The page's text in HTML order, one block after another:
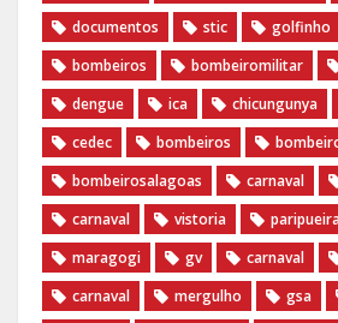
documentos
stic golfinho
bombeiros
bombeiromilitar
dengue
ica chicungunya
cedec
bombeiros
bombeirosalagoas
carnaval
carnaval
vistoria
maragogi
gv carnaval
carnaval
mergulho gsa